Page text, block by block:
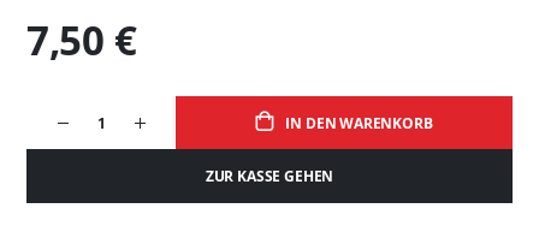
IN DEN WARENKORB
ZUR KASSE GEHEN
7,50 €